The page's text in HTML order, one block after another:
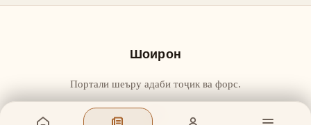
Шоирон
Портали шеъру адаби тоҷик ва форс.